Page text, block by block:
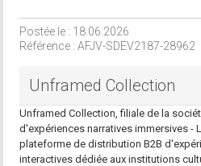
Postée le : 18.06.2026
Référence : AFJV-SDEV2187-28962
Unframed Collection
Unframed Collection, filiale de la
d'expériences narratives immersives -
plateforme de distribution B2B
interactives dédiée aux institutions